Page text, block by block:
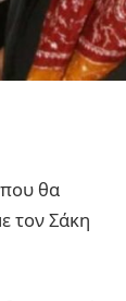
που θα
τον Σάκη